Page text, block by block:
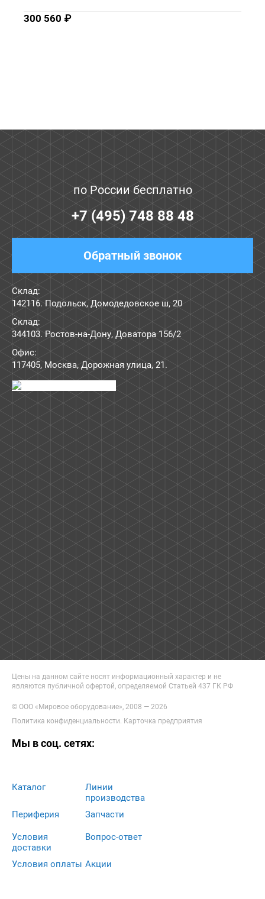
300 560 ₽
по России бесплатно
+7 (495) 748 88 48
Обратный звонок
Склад:
142116. Подольск, Домодедовское ш, 20
Склад:
344103. Ростов-на-Дону, Доватора 156/2
Офис:
117405, Москва, Дорожная улица, 21.
Цены на данном сайте носят информационный характер и не
являются публичной офертой, определяемой Статьей 437 ГК РФ
© ООО «Мировое оборудование», 2008 — 2026
Политика конфиденциальности Карточка предприятия
Мы в соц. сетях:
Каталог
Периферия
Линии
производства
Запчасти
Условия
доставки
Условия оплаты
Вопрос-ответ
Акции